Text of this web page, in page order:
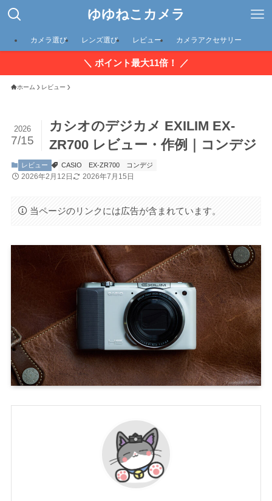
ゆゆねこカメラ
カメラ選び レンズ選び レビュー カメラアクセサリー
＼ ポイント最大11倍！ ／
ホーム レビュー
カシオのデジカメ EXILIM EX-
ZR700 レビュー・作例｜コンデジ
2026
7/15
レビュー CASIO EX-ZR700 コンデジ
2026年2月12日 2026年7月15日
当ページのリンクには広告が含まれています。